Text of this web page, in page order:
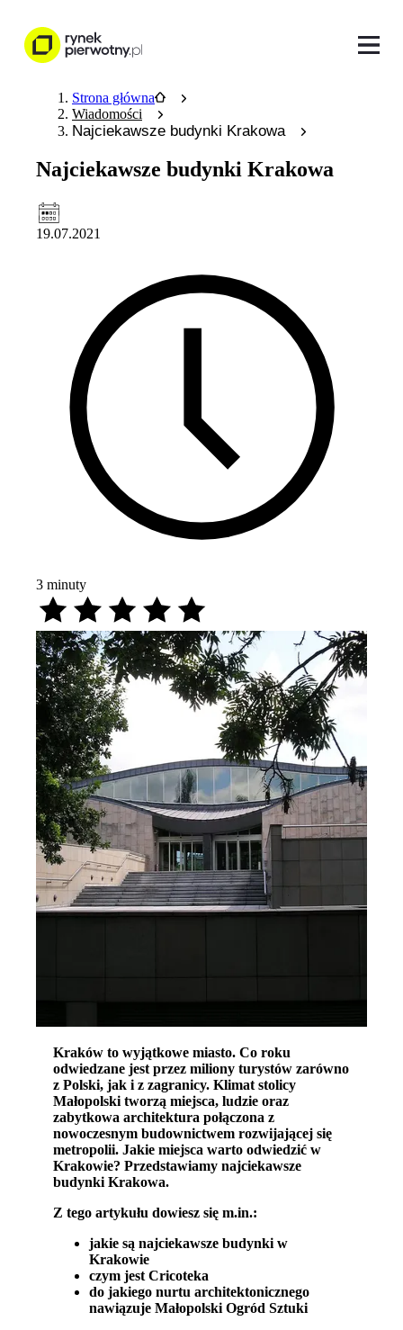
Strona główna
Wiadomości
Najciekawsze budynki Krakowa
Najciekawsze budynki Krakowa
19.07.2021
3 minuty
Kraków to wyjątkowe miasto. Co roku
odwiedzane jest przez miliony turystów zarówno
z Polski, jak i z zagranicy. Klimat stolicy
Małopolski tworzą miejsca, ludzie oraz
zabytkowa architektura połączona z
nowoczesnym budownictwem rozwijającej się
metropolii. Jakie miejsca warto odwiedzić w
Krakowie? Przedstawiamy najciekawsze
budynki Krakowa.
Z tego artykułu dowiesz się m.in.:
jakie są najciekawsze budynki w
Krakowie
czym jest Cricoteka
do jakiego nurtu architektonicznego
nawiązuje Małopolski Ogród Sztuki